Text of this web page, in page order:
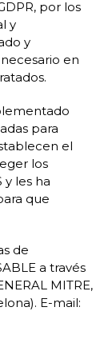
por los
y
y
en
para
el
los
y les ha
que
de
a través
MITRE,
E-mail: